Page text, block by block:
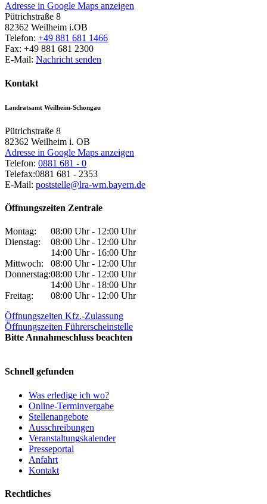
Adresse in Google Maps anzeigen
Pütrichstraße 8
82362 Weilheim i.OB
Telefon: +49 881 681 1466
Fax: +49 881 681 2300
E-Mail: Nachricht senden
Kontakt
Landratsamt Weilheim-Schongau
Pütrichstraße 8
82362 Weilheim i. OB
Adresse in Google Maps anzeigen
Telefon: 0881 681 - 0
Telefax:0881 681 - 2353
E-Mail: poststelle@lra-wm.bayern.de
Öffnungszeiten Zentrale
Montag:
08:00 Uhr - 12:00 Uhr
Dienstag:
08:00 Uhr - 12:00 Uhr
14:00 Uhr - 16:00 Uhr
Mittwoch:
08:00 Uhr - 12:00 Uhr
Donnerstag:08:00 Uhr - 12:00 Uhr
14:00 Uhr - 18:00 Uhr
Freitag:
08:00 Uhr - 12:00 Uhr
Öffnungszeiten Kfz.-Zulassung
Öffnungszeiten Führerscheinstelle
Bitte Annahmeschluss beachten
Schnell gefunden
Was erledige ich wo?
Online-Terminvergabe
Stellenangebote
Ausschreibungen
Veranstaltungskalender
Presseportal
Anfahrt
Kontakt
Rechtliches